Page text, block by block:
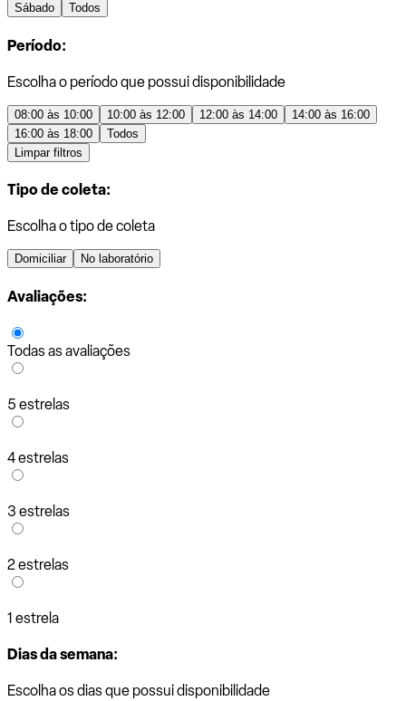
Sábado
Todos
Período:
Escolha o período que possui disponibilidade
08:00 às 10:00 10:00 às 12:00 12:00 às 14:00
14:00 às 16:00
16:00 às 18:00
Todos
Limpar filtros
Tipo de coleta:
Escolha o tipo de coleta
Domiciliar No laboratório
Avaliações:
Todas as avaliações
5 estrelas
4 estrelas
3 estrelas
2 estrelas
1 estrela
Dias da semana:
Escolha os dias que possui disponibilidade